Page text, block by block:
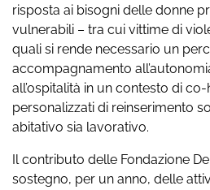
risposta ai bisogni delle donne
vulnerabili – tra cui vittime di
quali si rende necessario un
accompagnamento
all’ospitalità in un contesto di
personalizzati di reinserimento
abitativo sia lavorativo.
Il contributo delle Fondazione
sostegno, per un anno, delle